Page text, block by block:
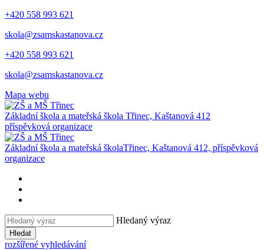
+420 558 993 621
skola@zsamskastanova.cz
+420 558 993 621
skola@zsamskastanova.cz
Mapa webu
Základní škola a mateřská škola Třinec, Kaštanová 412
příspěvková organizace
Základní škola a mateřská školaTřinec, Kaštanová 412, příspěvková
organizace
Hledaný výraz
Hledat
rozšířené vyhledávání